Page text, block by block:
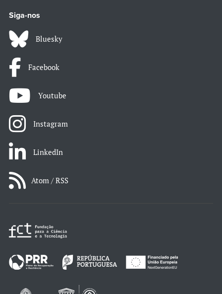
Siga-nos
Bluesky
Facebook
Youtube
Instagram
LinkedIn
Atom / RSS